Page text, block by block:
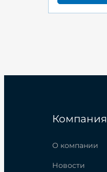
Компания
О компании
Новости